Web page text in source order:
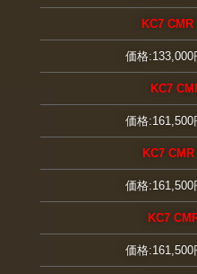
KC7 CMR
価格:133,000
KC7
価格:161,500
KC7
価格:161,500
KC7
価格:161,500